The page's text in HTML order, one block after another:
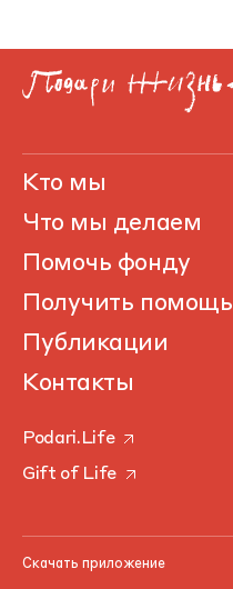
Кто мы
Что мы делаем
Помочь фонду
Получить помощь
Публикации
Контакты
Podari.Life
Gift of Life
Скачать приложение